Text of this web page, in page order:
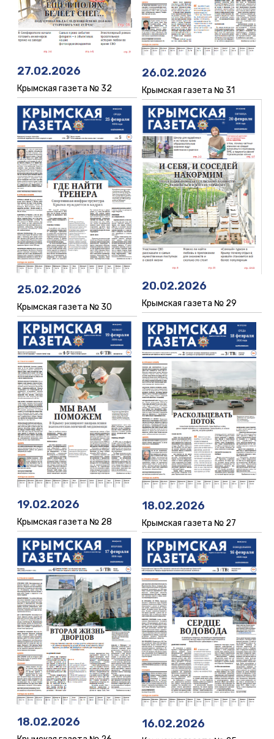
27.02.2026
Крымская газета № 32
26.02.2026
Крымская газета № 31
25.02.2026
Крымская газета № 30
20.02.2026
Крымская газета № 29
19.02.2026
Крымская газета № 28
18.02.2026
Крымская газета № 27
18.02.2026 16.02.2026